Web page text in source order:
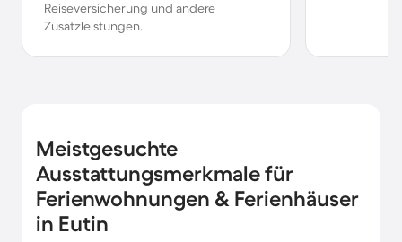
Reiseversicherung und andere
Zusatzleistungen.
Meistgesuchte
Ausstattungsmerkmale für
Ferienwohnungen & Ferienhäuser
in Eutin